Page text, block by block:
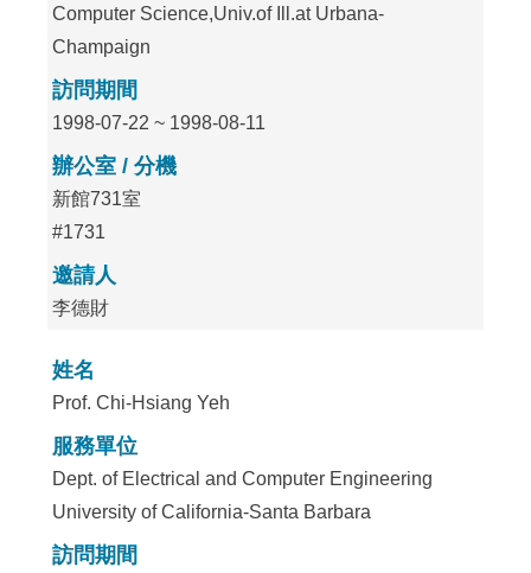
Computer Science,Univ.of Ill.at Urbana-
Champaign
訪問期間
1998-07-22 ~ 1998-08-11
辦公室 / 分機
新館731室
#1731
邀請人
李德財
姓名
Prof. Chi-Hsiang Yeh
服務單位
Dept. of Electrical and Computer Engineering
University of California-Santa Barbara
訪問期間